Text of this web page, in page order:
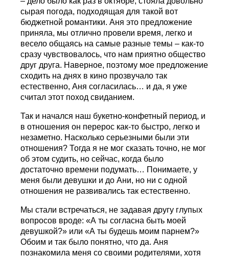
сырая погода, подходящая для такой вот
бюджетной романтики. Аня это предложение
приняла, мы отлично провели время, легко и
весело общаясь на самые разные темы – как-то
сразу чувствовалось, что нам приятно общество
друг друга. Наверное, поэтому мое предложение
сходить на днях в кино прозвучало так
естественно, Аня согласилась… и да, я уже
считал этот поход свиданием.
Так и начался наш букетно-конфетный период, и
в отношения он перерос как-то быстро, легко и
незаметно. Насколько серьезными были эти
отношения? Тогда я не мог сказать точно, не мог
об этом судить, но сейчас, когда было
достаточно времени подумать… Понимаете, у
меня были девушки и до Ани, но ни с одной
отношения не развивались так естественно.
Мы стали встречаться, не задавая другу глупых
вопросов вроде: «А ты согласна быть моей
девушкой?» или «А ты будешь моим парнем?»
Обоим и так было понятно, что да. Аня
познакомила меня со своими родителями, хотя